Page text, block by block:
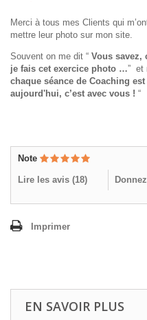
Merci à tous mes Clients qui
mettre leur photo sur mon site.
Souvent on me dit “ Vous savez,
je fais cet exercice photo …” et
chaque séance de Coaching
aujourd'hui, c’est avec vous ! “
Note
Lire les avis (18)
Imprimer
EN SAVOIR PLUS